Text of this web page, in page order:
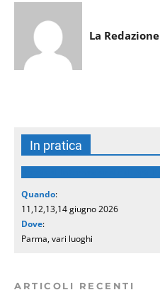
La Redazione
In pratica
Quando:
11,12,13,14 giugno 2026
Dove:
Parma, vari luoghi
ARTICOLI RECENTI